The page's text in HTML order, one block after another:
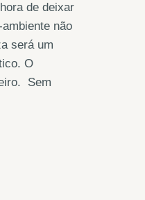
de deixar
não
será um
O
Sem